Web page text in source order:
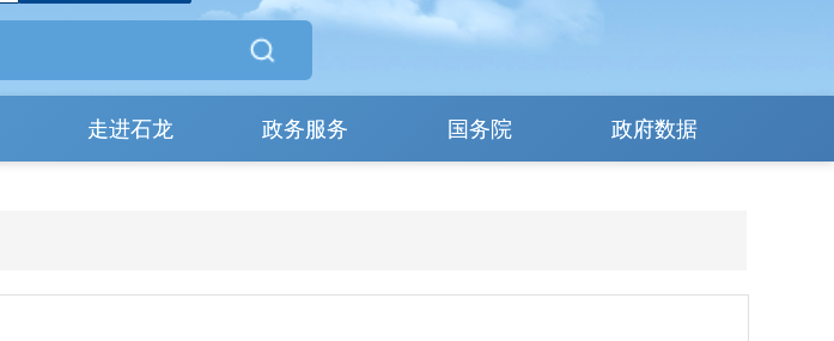
走进石龙 政务服务 国务院 政府数据